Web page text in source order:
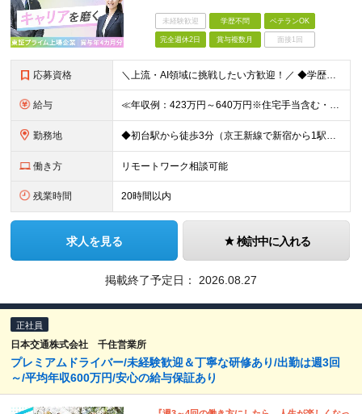
未経験歓迎 学歴不問 ベテランOK
完全週休2日 賞与複数月 面接1回
応募資格 ＼上流・AI領域に挑戦したい方歓迎！／ ◆学歴不問 ◆何らかのシステム開発実務経験をお持ちの方 （目安2年以上／開発言語や担当工程は不問です） ※AI分野における開発業務の経験・知見をお持ちの方は歓
給与 ≪年収例：423万円～640万円※住宅手当含む・残業代除く≫ ◆賞与年4カ月分支給 ※昨年度実績 ◆住宅手当・退職金制度・持株会など各種制度や手当が充実！ 月給24万800円～37万8,050円＋賞
勤務地 ◆初台駅から徒歩3分（京王新線で新宿から1駅！） ◆リモートワーク／フリーアドレス制度あり ◆出張転勤なし 【リゾートトラスト 東京本社】 東京都渋谷区代々木4-36-19 リゾートトラスト東京ビル
働き方 リモートワーク相談可能
残業時間 20時間以内
求人を見る 検討中に入れる
掲載終了予定日： 2026.08.27
正社員
日本交通株式会社 千住営業所
プレミアムドライバー/未経験歓迎＆丁寧な研修あり/出勤は週3回
～/平均年収600万円/安心の給与保証あり